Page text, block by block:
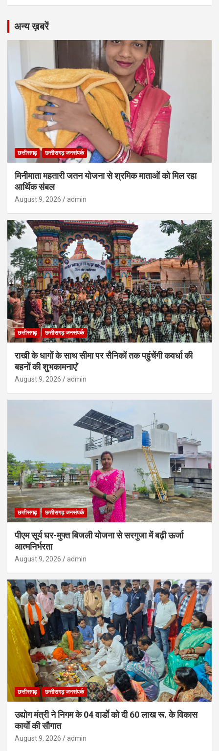
अन्य ख़बरें
छत्तीसगढ़ छत्तीसगढ़ जनसंपर्क
मिनीमाता महतारी जतन योजना से श्रमिक माताओं को मिल रहा
आर्थिक संबल
August 9, 2026 admin
छत्तीसगढ़ छत्तीसगढ़ जनसंपर्क
राखी के धागों के साथ सीमा पर सैनिकों तक पहुंचेंगी कवर्धा की
बहनों की शुभकामनाएं’
August 9, 2026 admin
छत्तीसगढ़ छत्तीसगढ़ जनसंपर्क
पीएम सूर्य घर-मुफ्त बिजली योजना से सरगुजा में बढ़ी ऊर्जा
आत्मनिर्भरता
August 9, 2026 admin
छत्तीसगढ़ छत्तीसगढ़ जनसंपर्क
उद्योग मंत्री ने निगम के 04 वार्डाे को दी 60 लाख रू. के विकास
कार्याे की सौगात
August 9, 2026 admin